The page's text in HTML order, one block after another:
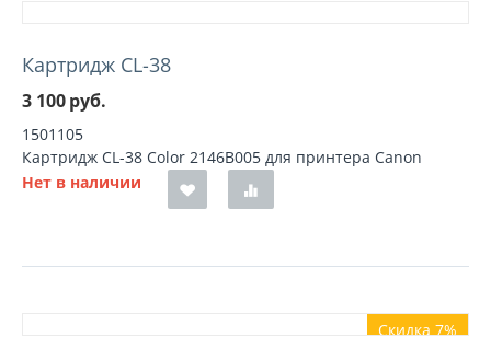
Картридж CL-38
3 100руб.
1501105
Картридж CL-38 Color 2146B005 для принтера Canon
Нет в наличии
Скидка 7%